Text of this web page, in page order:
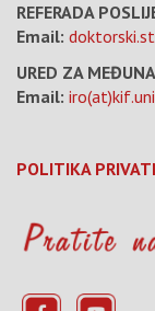
REFERADA
Email:
URED ZA
Email:
POLITIKA